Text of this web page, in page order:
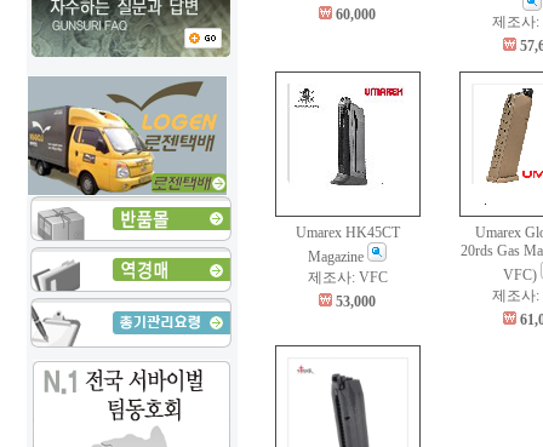
60,000
제조사:
Umarex HK45CT
Magazine
제조사: VFC
53,000
Umarex
20rds Gas
VFC)
제조사: